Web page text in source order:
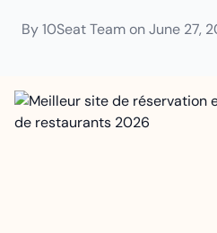
By10Seat TeamonJune 27,